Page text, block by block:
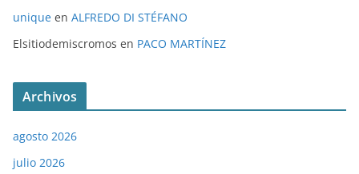
unique en ALFREDO DI STÉFANO
Elsitiodemiscromos en PACO MARTÍNEZ
Archivos
agosto 2026
julio 2026